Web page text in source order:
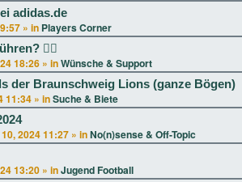
adidas.de
» in Players Corner
👍🏻
18:26 » inWünsche & Support
der Braunschweig Lions (ganze Bögen)
11:34 » inSuche & Biete
2024 11:27 » inNo(n)sense & Off-Topic
13:20 » inJugend Football